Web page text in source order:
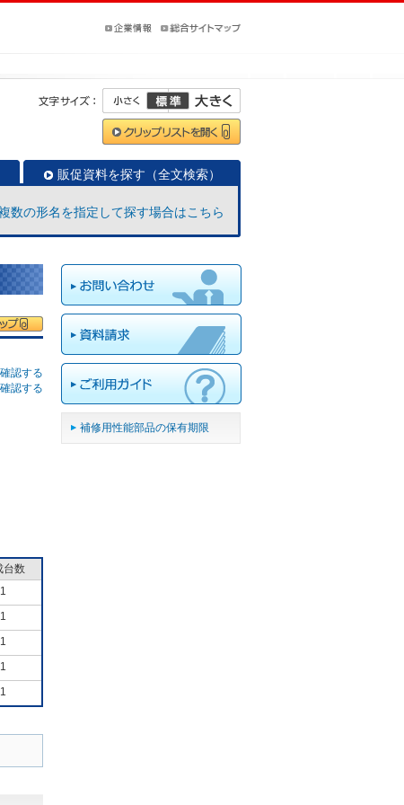
販促資料を探す（全文検索）
数の形名を指定して探す場合はこちら
認する
認する
台数
1
1
1
1
1
補修用性能部品の保有期限